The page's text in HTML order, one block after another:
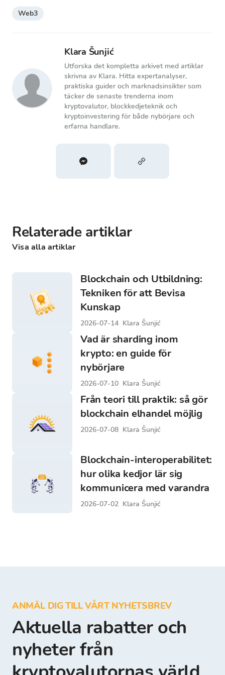
Web3
Klara Šunjić
Utforska det kompletta arkivet med artiklar
skrivna av Klara. Hitta expertanalyser,
praktiska guider och marknadsinsikter som
täcker de senaste trenderna inom
kryptovalutor, blockkedjeteknik och
kryptoinvestering för både nybörjare och
erfarna handlare.
Relaterade artiklar
Visa alla artiklar
Blockchain och Utbildning:
Tekniken för att Bevisa
Kunskap
2026-07-14 Klara Šunjić
Vad är sharding inom
krypto: en guide för
nybörjare
2026-07-10 Klara Šunjić
Från teori till praktik: så gör
blockchain elhandel möjlig
2026-07-08 Klara Šunjić
Blockchain-interoperabilitet:
hur olika kedjor lär sig
kommunicera med varandra
2026-07-02 Klara Šunjić
ANMÄL DIG TILL VÅRT NYHETSBREV
Aktuella rabatter och
nyheter från